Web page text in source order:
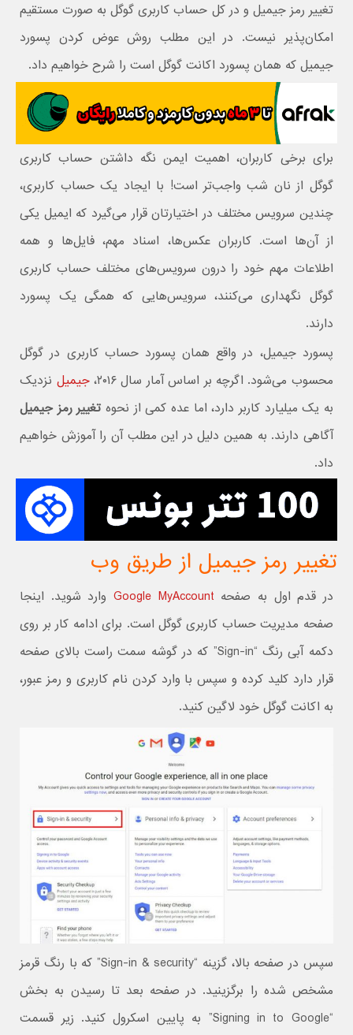
تغییر رمز جیمیل و در کل حساب کاربری گوگل به صورت مستقیم
امکان‌پذیر نیست. در این مطلب روش عوض کردن پسورد
جیمیل که همان پسورد اکانت گوگل است را شرح خواهیم داد.
برای برخی کاربران، اهمیت ایمن نگه داشتن حساب کاربری
گوگل از نان شب واجب‌تر است! با ایجاد یک حساب کاربری،
چندین سرویس مختلف در اختیارتان قرار می‌گیرد که ایمیل یکی
از آن‌ها است. کاربران عکس‌ها، اسناد مهم، فایل‌ها و همه
اطلاعات مهم خود را درون سرویس‌های مختلف حساب کاربری
گوگل نگهداری می‌کنند، سرویس‌هایی که همگی یک پسورد
دارند.
پسورد جیمیل، در واقع همان پسورد حساب کاربری در گوگل
محسوب می‌شود. اگرچه بر اساس آمار سال ۲۰۱۶،
جیمیل نزدیک
به یک میلیارد کاربر دارد، اما عده کمی از نحوه تغییر رمز جیمیل
آگاهی دارند. به همین دلیل در این مطلب آن را آموزش خواهیم
داد.
تغییر رمز جیمیل از طریق وب
در قدم اول به صفحه Google MyAccountوارد شوید. اینجا
صفحه مدیریت حساب کاربری گوگل است. برای ادامه کار بر روی
دکمه آبی رنگ “Sign-in” که در گوشه سمت راست بالای صفحه
قرار دارد کلید کرده و سپس با وارد کردن نام کاربری و رمز عبور،
به اکانت گوگل خود لاگین کنید.
سپس در صفحه بالا، گزینه “Sign-in & security” که با رنگ قرمز
مشخص شده را برگزینید. در صفحه بعد تا رسیدن به بخش
“Signing in to Google” به پایین اسکرول کنید. زیر قسمت